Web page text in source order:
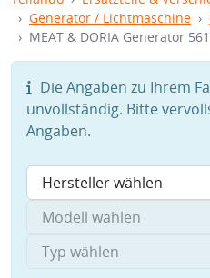
Generator / Lichtmaschine
MEAT & DORIA Generator
Die Angaben zu Ihrem
unvollständig. Bitte
Angaben.